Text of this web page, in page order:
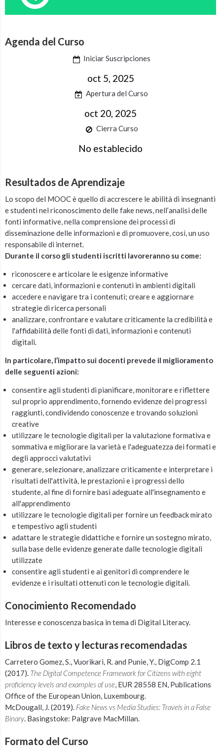
Agenda del Curso
Iniciar Suscripciones
oct 5, 2025
Apertura del Curso
oct 20, 2025
Cierra Curso
No establecido
Resultados de Aprendizaje
Lo scopo del MOOC è quello di accrescere le abilità di insegnanti
e studenti nel riconoscimento delle fake news, nell’analisi delle
fonti informative, nella comprensione dei processi di
disseminazione delle informazioni e di promuovere, così, un uso
responsabile di internet.
Durante il corso gli studenti iscritti lavoreranno su come:
riconoscere e articolare le esigenze informative
cercare dati, informazioni e contenuti in ambienti digitali
accedere e navigare tra i contenuti; creare e aggiornare
strategie di ricerca personali
analizzare, confrontare e valutare criticamente la credibilità e
l'affidabilità delle fonti di dati, informazioni e contenuti
digitali.
In particolare, l’impatto sui docenti prevede il miglioramento
delle seguenti azioni:
consentire agli studenti di pianificare, monitorare e riflettere
sul proprio apprendimento, fornendo evidenze dei progressi
raggiunti, condividendo conoscenze e trovando soluzioni
creative
utilizzare le tecnologie digitali per la valutazione formativa e
sommativa e migliorare la varietà e l'adeguatezza dei formati e
degli approcci valutativi
generare, selezionare, analizzare criticamente e interpretare i
risultati dell'attività, le prestazioni e i progressi dello
studente, al fine di fornire basi adeguate all'insegnamento e
all'apprendimento
utilizzare le tecnologie digitali per fornire un feedback mirato
e tempestivo agli studenti
adattare le strategie didattiche e fornire un sostegno mirato,
sulla base delle evidenze generate dalle tecnologie digitali
utilizzate
consentire agli studenti e ai genitori di comprendere le
evidenze e i risultati ottenuti con le tecnologie digitali.
Conocimiento Recomendado
Interesse e conoscenza basica in tema di Digital Literacy.
Libros de texto y lecturas recomendadas
Carretero Gomez, S., Vuorikari, R. and Punie, Y., DigComp 2.1
(2017). The Digital Competence Framework for Citizens with eight
proficiency levels and examples of use, EUR 28558 EN, Publications
Office of the European Union, Luxembourg.
McDougall, J. (2019). Fake News vs Media Studies: Travels in a False
Binary. Basingstoke: Palgrave MacMillan.
Formato del Curso